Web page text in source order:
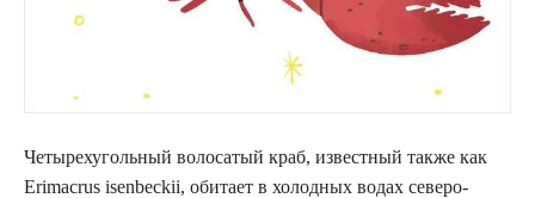
Четырехугольный волосатый краб, известный также как
Erimacrus isenbeckii, обитает в холодных водах северо-